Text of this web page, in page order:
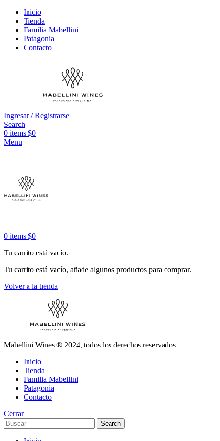
Inicio
Tienda
Familia Mabellini
Patagonia
Contacto
Ingresar / Registrarse
Search
0 items $0
Menu
0 items $0
Tu carrito está vacío.
Tu carrito está vacío, añade algunos productos para comprar.
Volver a la tienda
Mabellini Wines ® 2024, todos los derechos reservados.
Inicio
Tienda
Familia Mabellini
Patagonia
Contacto
Cerrar
Search